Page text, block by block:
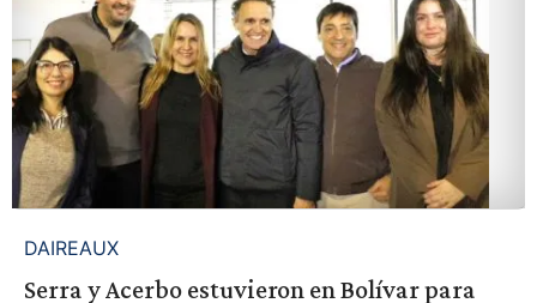
DAIREAUX
Serra y Acerbo estuvieron en Bolívar para